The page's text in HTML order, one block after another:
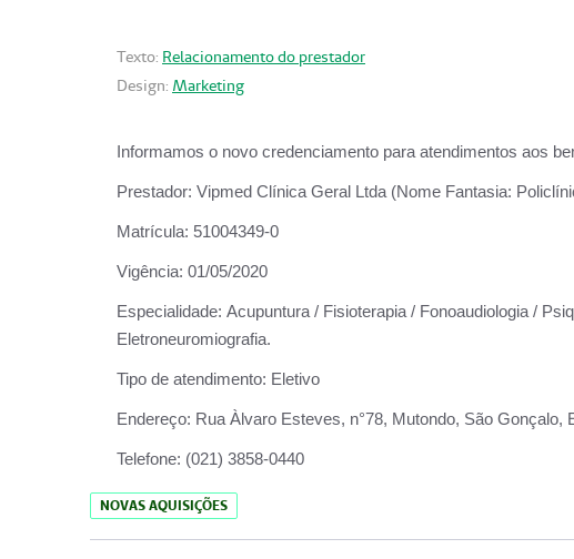
Texto: Relacionamento do prestador
Design: Marketing
Informamos o novo credenciamento para atendimentos aos
Prestador: Vipmed Clínica Geral Ltda (Nome Fantasia:
Matrícula: 51004349-0
Vigência: 01/05/2020
Especialidade: Acupuntura / Fisioterapia / Fonoaudiologia /
Eletroneuromiografia.
Tipo de atendimento: Eletivo
Endereço: Rua Àlvaro Esteves, n°78, Mutondo, São Gonçalo,
Telefone: (021) 3858-0440
NOVAS AQUISIÇÕES